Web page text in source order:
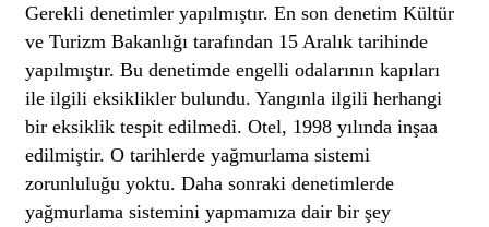
Gerekli denetimler yapılmıştır. En son denetim Kültür
ve Turizm Bakanlığı tarafından 15 Aralık tarihinde
yapılmıştır. Bu denetimde engelli odalarının kapıları
ile ilgili eksiklikler bulundu. Yangınla ilgili herhangi
bir eksiklik tespit edilmedi. Otel, 1998 yılında inşaa
edilmiştir. O tarihlerde yağmurlama sistemi
zorunluluğu yoktu. Daha sonraki denetimlerde
yağmurlama sistemini yapmamıza dair bir şey